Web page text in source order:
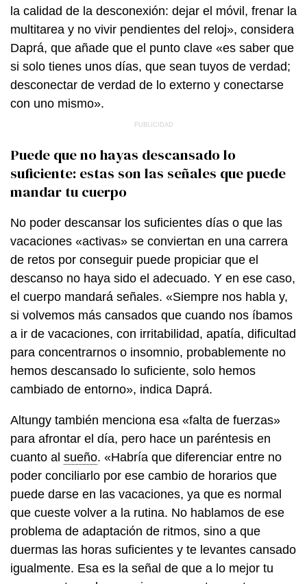
la calidad de la desconexión: dejar el móvil, frenar la
multitarea y no vivir pendientes del reloj», considera
Daprá, que añade que el punto clave «es saber que
si solo tienes unos días, que sean tuyos de verdad;
desconectar de verdad de lo externo y conectarse
con uno mismo».
Puede que no hayas descansado lo
suficiente: estas son las señales que puede
mandar tu cuerpo
No poder descansar los suficientes días o que las
vacaciones «activas» se conviertan en una carrera
de retos por conseguir puede propiciar que el
descanso no haya sido el adecuado. Y en ese caso,
el cuerpo mandará señales. «Siempre nos habla y,
si volvemos más cansados que cuando nos íbamos
a ir de vacaciones, con irritabilidad, apatía, dificultad
para concentrarnos o insomnio, probablemente no
hemos descansado lo suficiente, solo hemos
cambiado de entorno», indica Daprá.
Altungy también menciona esa «falta de fuerzas»
para afrontar el día, pero hace un paréntesis en
cuanto al sueño. «Habría que diferenciar entre no
poder conciliarlo por ese cambio de horarios que
puede darse en las vacaciones, ya que es normal
que cueste volver a la rutina. No hablamos de ese
problema de adaptación de ritmos, sino a que
duermas las horas suficientes y te levantes cansado
igualmente. Esa es la señal de que a lo mejor tu